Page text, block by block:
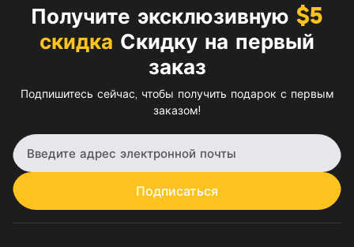
Получите эксклюзивную $5
скидка Скидку на первый
заказ
Подпишитесь сейчас, чтобы получить подарок с первым
заказом!
Подписаться